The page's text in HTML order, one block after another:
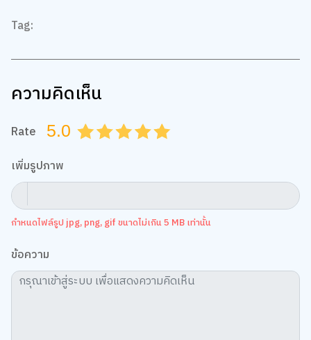
Tag:
ความคิดเห็น
Rate 5.0 4.5
4.0
3.5
3.0
2.5
2.0
1.5
1.0
0.5
เพิ่มรูปภาพ
กำหนดไฟล์รูป jpg, png, gif ขนาดไม่เกิน 5 MB เท่านั้น
ข้อความ